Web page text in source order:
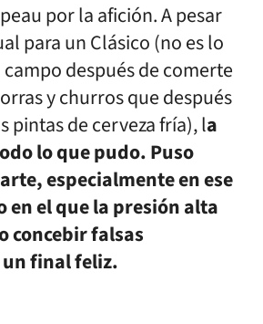
por la afición. A pesar
para un Clásico (no es lo
después de comerte
y churros que después
pintas de cerveza fría), la
lo que pudo. Puso
especialmente en ese
el que la presión alta
concebir falsas
un final feliz.